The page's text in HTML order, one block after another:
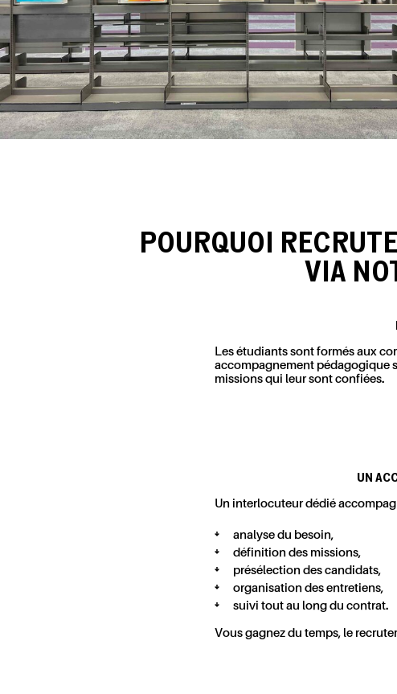
POURQUOI
VIA
Les étudiants sont formés aux
accompagnement pédagogique
missions qui leur sont confiées.
UN
Un interlocuteur dédié
analyse du besoin,
définition des missions,
présélection des candidats,
organisation des entretiens,
suivi tout au long du contrat.
Vous gagnez du temps, le